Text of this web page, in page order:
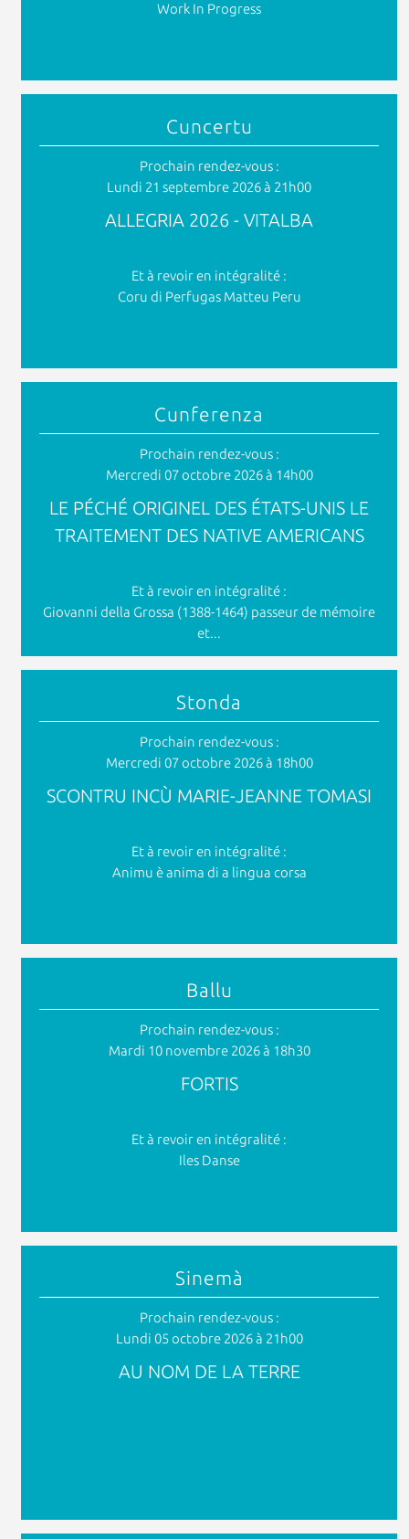
Work In Progress
Cuncertu
Prochain rendez-vous :
Lundi 21 septembre 2026 à 21h00
ALLEGRIA 2026 - VITALBA
Et à revoir en intégralité :
Coru di Perfugas Matteu Peru
Cunferenza
Prochain rendez-vous :
Mercredi 07 octobre 2026 à 14h00
LE PÉCHÉ ORIGINEL DES ÉTATS-UNIS LE
TRAITEMENT DES NATIVE AMERICANS
Et à revoir en intégralité :
Giovanni della Grossa (1388-1464) passeur de mémoire
et...
Stonda
Prochain rendez-vous :
Mercredi 07 octobre 2026 à 18h00
SCONTRU INCÙ MARIE-JEANNE TOMASI
Et à revoir en intégralité :
Animu è anima di a lingua corsa
Ballu
Prochain rendez-vous :
Mardi 10 novembre 2026 à 18h30
FORTIS
Et à revoir en intégralité :
Iles Danse
Sinemà
Prochain rendez-vous :
Lundi 05 octobre 2026 à 21h00
AU NOM DE LA TERRE